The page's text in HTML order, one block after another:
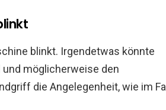
blinkt. Irgendetwas könnte
möglicherweise den
die Angelegenheit, wie im Fall